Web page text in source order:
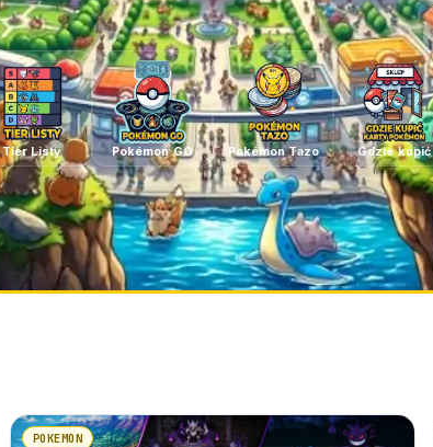
Tier Listy Pokémon GO Pokémon Tazo Gdzie kupić
POKEMON